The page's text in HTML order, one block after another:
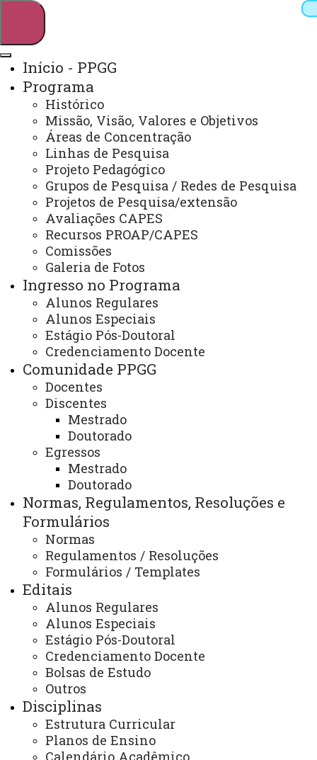
Webmail Sistemas
Arquivo Virtual
Campus
Início - PPGG
Programa
Histórico
Missão, Visão, Valores e Objetivos
Áreas de Concentração
Linhas de Pesquisa
Projeto Pedagógico
Grupos de Pesquisa / Redes de Pesquisa
Projetos de Pesquisa/extensão
Avaliações CAPES
Recursos PROAP/CAPES
Comissões
Galeria de Fotos
Ingresso no Programa
Alunos Regulares
Alunos Especiais
Estágio Pós-Doutoral
Credenciamento Docente
Comunidade PPGG
Docentes
Discentes
Mestrado
Doutorado
Egressos
Mestrado
Doutorado
Normas, Regulamentos, Resoluções e
Formulários
Normas
Regulamentos / Resoluções
Formulários / Templates
Editais
Alunos Regulares
Alunos Especiais
Estágio Pós-Doutoral
Credenciamento Docente
Bolsas de Estudo
Outros
Disciplinas
Estrutura Curricular
Planos de Ensino
Calendário Acadêmico
Mestrado e Doutorado em Geografia
Artigos
ATUALIZAÇÃO MAIS RECENTE: 13 DE AGOSTO DE
2024
ACESSOS: 858
(46) 3520-4845
Horário de Atendimento:
13:00 às 17:00
E-mail:
beltrao.ppggfb@unioeste.br
Você está aqui:Unioeste
PPGG - Pós-graduação em Geografia - Francisco
Beltrão
Publicações
Artigos